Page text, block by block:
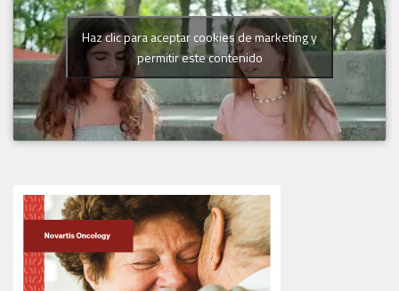
Haz clic para aceptar cookies de marketing y
permitir este contenido